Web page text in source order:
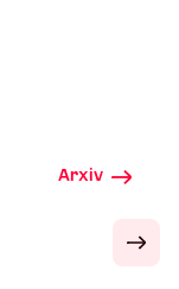
Arxiv